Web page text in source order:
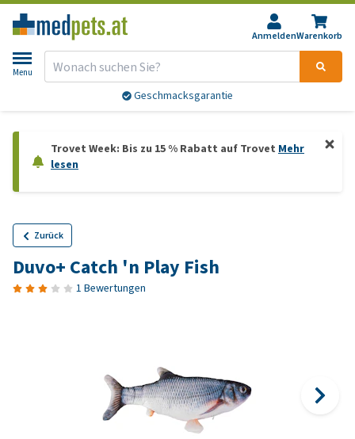
AnmeldenWarenkorb
Menu
Geschmacksgarantie
Trovet Week: Bis zu 15 % Rabatt auf Trovet Mehr
lesen
Zurück
Duvo+ Catch 'n Play Fish
1 Bewertungen